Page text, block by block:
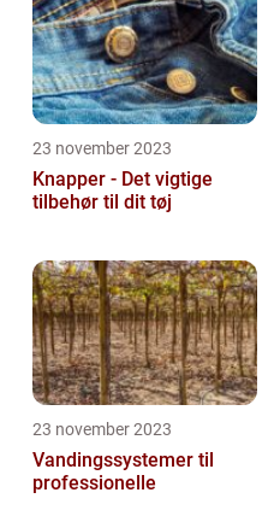
23 november 2023
Knapper - Det vigtige
tilbehør til dit tøj
23 november 2023
Vandingssystemer til
professionelle